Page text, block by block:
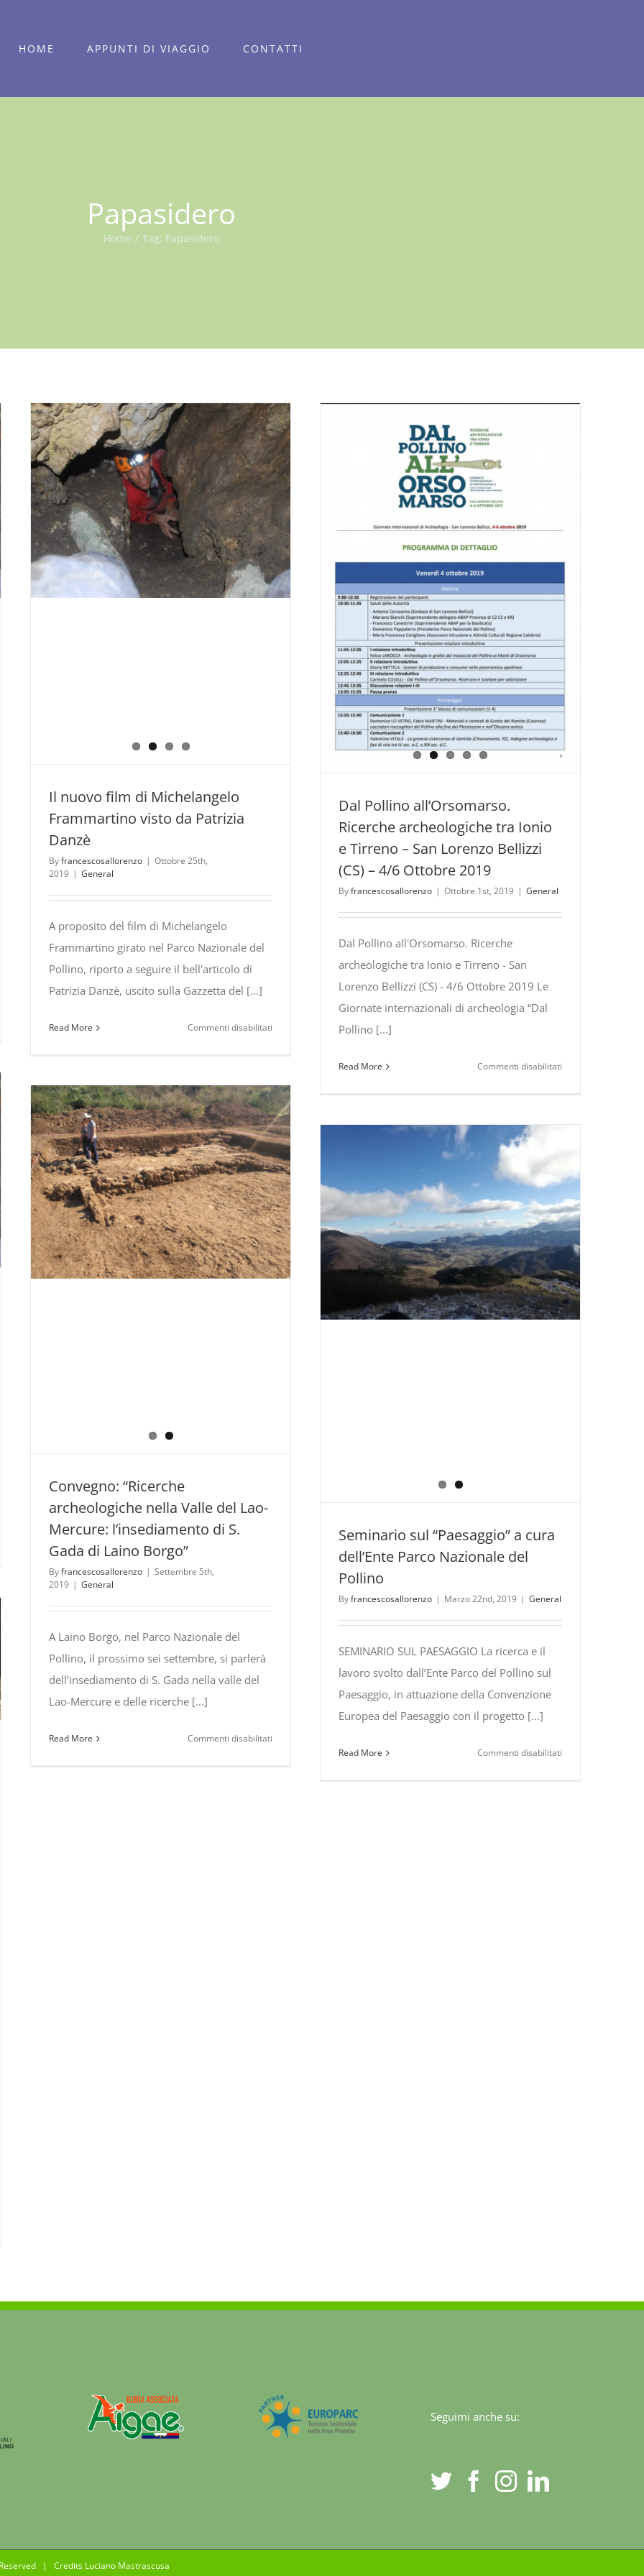
HOME APPUNTI DI VIAGGIO CONTATTI
Papasidero
Home / Tag: Papasidero
Il nuovo film di Michelangelo
Frammartino visto da Patrizia
Danzè
Byfrancescosallorenzo | Ottobre 25th,
2019 | General
A proposito del film di Michelangelo
Frammartino girato nel Parco Nazionale del
Pollino, riporto a seguire il bell'articolo di
Patrizia Danzè, uscito sulla Gazzetta del [...]
Read More Commenti disabilitati
di
Michelangelo
Frammartino
visto
da
Patrizia
Danzè
Dal Pollino all’Orsomarso.
Ricerche archeologiche tra Ionio
e Tirreno – San Lorenzo Bellizzi
(CS) – 4/6 Ottobre 2019
Byfrancescosallorenzo | Ottobre 1st, 2019 | General
Dal Pollino all'Orsomarso. Ricerche
archeologiche tra Ionio e Tirreno - San
Lorenzo Bellizzi (CS) - 4/6 Ottobre 2019 Le
Giornate internazionali di archeologia “Dal
Pollino [...]
Read More Commenti disabilitati
Ionio
e
Tirreno
San
Lorenzo
Bellizzi
(CS)
Convegno: “Ricerche
archeologiche nella Valle del Lao-
Mercure: l’insediamento di S.
Gada di Laino Borgo”
Byfrancescosallorenzo | Settembre 5th,
2019 | General
A Laino Borgo, nel Parco Nazionale del
Pollino, il prossimo sei settembre, si parlerà
dell’insediamento di S. Gada nella valle del
Lao-Mercure e delle ricerche [...]
Read More Commenti disabilitati
Seminario sul “Paesaggio” a cura
dell’Ente Parco Nazionale del
Pollino
Byfrancescosallorenzo | Marzo 22nd, 2019 | General
SEMINARIO SUL PAESAGGIO La ricerca e il
lavoro svolto dall’Ente Parco del Pollino sul
Paesaggio, in attuazione della Convenzione
Europea del Paesaggio con il progetto [...]
Read More Commenti disabilitati
Seguimi anche su:
| Credits Luciano Mastrascusa